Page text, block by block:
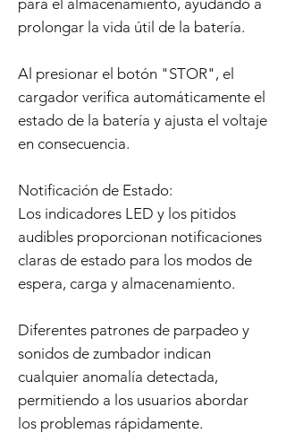
para el almacenamiento, ayudando a
prolongar la vida útil de la batería.
Al presionar el botón "STOR", el
cargador verifica automáticamente el
estado de la batería y ajusta el voltaje
en consecuencia.
Notificación de Estado:
Los indicadores LED y los pitidos
audibles proporcionan notificaciones
claras de estado para los modos de
espera, carga y almacenamiento.
Diferentes patrones de parpadeo y
sonidos de zumbador indican
cualquier anomalía detectada,
permitiendo a los usuarios abordar
los problemas rápidamente.